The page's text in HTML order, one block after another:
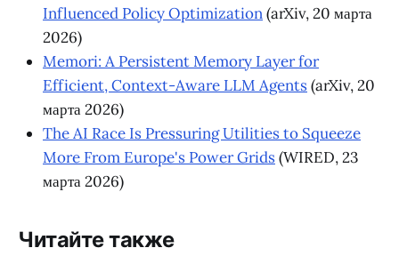
Influenced Policy Optimization(arXiv, 20 марта
2026)
Memori: A Persistent Memory Layer for
Efficient, Context-Aware LLM Agents(arXiv, 20
марта 2026)
The AI Race Is Pressuring Utilities to Squeeze
More From Europe's Power Grids(WIRED, 23
марта 2026)
Читайте также